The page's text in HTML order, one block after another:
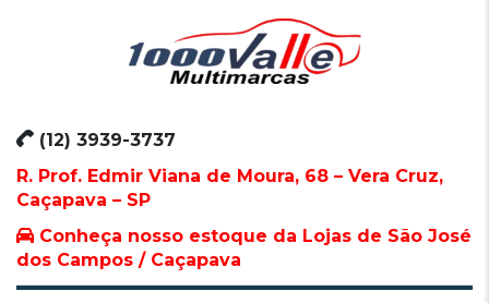
(12) 3939-3737
R. Prof. Edmir Viana de Moura, 68 – Vera Cruz,
Caçapava – SP
Conheça nosso estoque da Lojas de São José
dos Campos / Caçapava